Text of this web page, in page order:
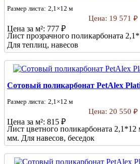
Размер листа: 2,1×12 м
Цена: 19 571 ₽
Цена за м²: 777 ₽
Лист прозрачного поликарбоната
Для теплиц, навесов
Сотовый поликарбонат PetAlex
Размер листа: 2,1×12 м
Цена: 20 550 ₽
Цена за м²: 815 ₽
Лист цветного поликарбоната
мм. Для навесов, беседок